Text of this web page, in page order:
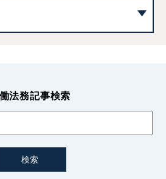
は｜安全配慮義務との違いや企業
と就業規則を定める際の注意点
法務記事検索